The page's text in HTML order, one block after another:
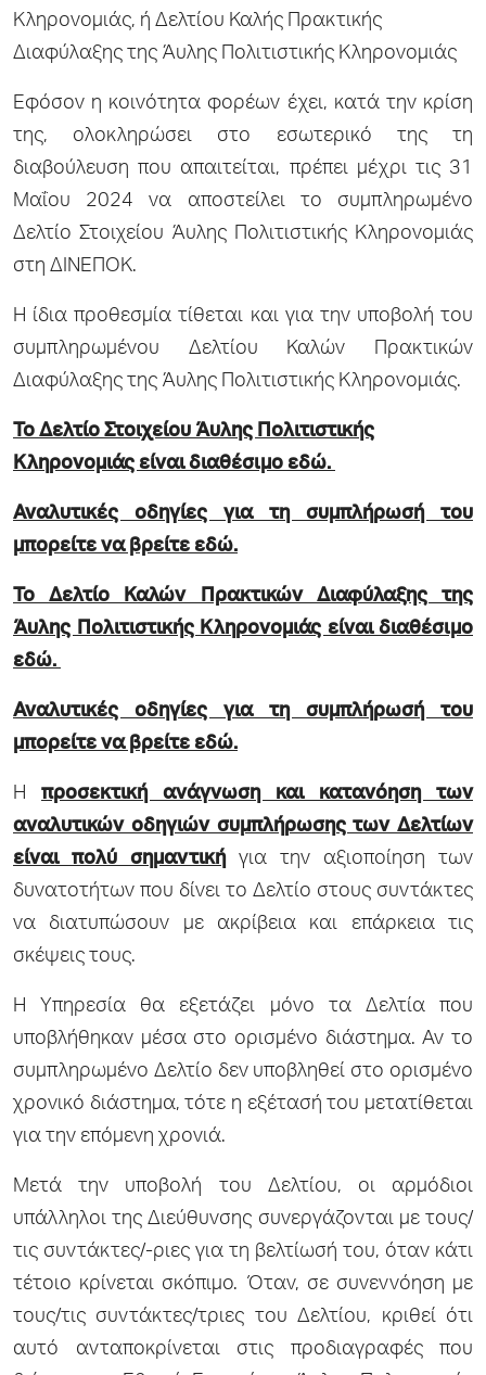
Κληρονομιάς, ή Δελτίου Καλής Πρακτικής
Διαφύλαξης της Άυλης Πολιτιστικής Κληρονομιάς
Εφόσον η κοινότητα φορέων έχει, κατά την κρίση
της, ολοκληρώσει στο εσωτερικό της τη
διαβούλευση που απαιτείται, πρέπει μέχρι τις 31
Μαΐου 2024 να αποστείλει το συμπληρωμένο
Δελτίο Στοιχείου Άυλης Πολιτιστικής Κληρονομιάς
στη ΔΙΝΕΠΟΚ.
Η ίδια προθεσμία τίθεται και για την υποβολή του
συμπληρωμένου Δελτίου Καλών Πρακτικών
Διαφύλαξης της Άυλης Πολιτιστικής Κληρονομιάς.
Το Δελτίο Στοιχείου Άυλης Πολιτιστικής
Κληρονομιάς είναι διαθέσιμο εδώ.
Αναλυτικές οδηγίες για τη συμπλήρωσή του
μπορείτε να βρείτε εδώ.
Το Δελτίο Καλών Πρακτικών Διαφύλαξης της
Άυλης Πολιτιστικής Κληρονομιάς είναι διαθέσιμο
εδώ.
Αναλυτικές οδηγίες για τη συμπλήρωσή του
μπορείτε να βρείτε εδώ.
Η προσεκτική ανάγνωση και κατανόηση των
αναλυτικών οδηγιών συμπλήρωσης των Δελτίων
είναι πολύ σημαντικήγια την αξιοποίηση των
δυνατοτήτων που δίνει το Δελτίο στους συντάκτες
να διατυπώσουν με ακρίβεια και επάρκεια τις
σκέψεις τους.
Η Υπηρεσία θα εξετάζει μόνο τα Δελτία που
υποβλήθηκαν μέσα στο ορισμένο διάστημα. Αν το
συμπληρωμένο Δελτίο δεν υποβληθεί στο ορισμένο
χρονικό διάστημα, τότε η εξέτασή του μετατίθεται
για την επόμενη χρονιά.
Μετά την υποβολή του Δελτίου, οι αρμόδιοι
υπάλληλοι της Διεύθυνσης συνεργάζονται με τους/
τις συντάκτες/-ριες για τη βελτίωσή του, όταν κάτι
τέτοιο κρίνεται σκόπιμο. Όταν, σε συνεννόηση με
τους/τις συντάκτες/τριες του Δελτίου, κριθεί ότι
αυτό ανταποκρίνεται στις προδιαγραφές που